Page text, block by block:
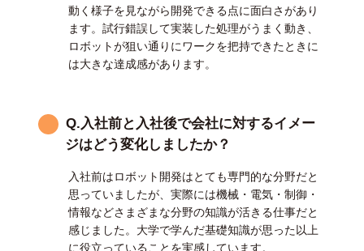
動く様子を見ながら開発できる点に面白さがあり
ます。試行錯誤して実装した処理がうまく動き、
ロボットが狙い通りにワークを把持できたときに
は大きな達成感があります。
Q.入社前と入社後で会社に対するイメー
ジはどう変化しましたか？
入社前はロボット開発はとても専門的な分野だと
思っていましたが、実際には機械・電気・制御・
情報などさまざまな分野の知識が活きる仕事だと
感じました。大学で学んだ基礎知識が思った以上
に役立っていることを実感しています。